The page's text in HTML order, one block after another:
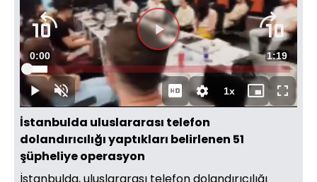
Videoyu
Oynat
OynatSesi
Aç
Süre
0:00 Toplam
Süre
1:19
Yüklendi:
7.79%
1xOynatma
Hızı
Mini
oynatıcı
Tam
Ekran
İstanbulda uluslararası telefon
dolandırıcılığı yaptıkları belirlenen 51
şüpheliye operasyon
İstanbulda, uluslararası telefon dolandırıcılığı